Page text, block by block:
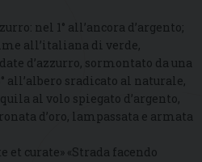
nel 1° all’ancora d’argento;
all’italiana di verde,
d’azzurro, sormontato da una
all’albero sradicato al naturale,
al volo spiegato d’argento,
d’oro, lampassata e armata
et curate» «Strada facendo